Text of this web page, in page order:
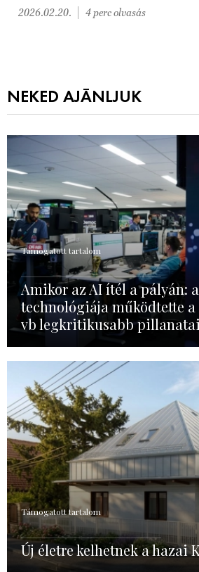
2026.02.20. 4 perc olvasás
NEKED AJÁNLJUK
Támogatott tartalom
Amikor az AI ítél a pályán:
technológiája működtette
vb legkritikusabb
Támogatott tartalom
Új életre kelhetnek a hazai